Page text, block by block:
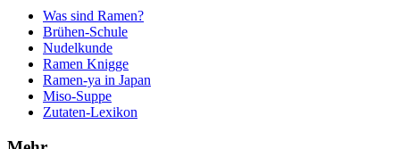
Was sind Ramen?
Brühen-Schule
Nudelkunde
Ramen Knigge
Ramen-ya in Japan
Miso-Suppe
Zutaten-Lexikon